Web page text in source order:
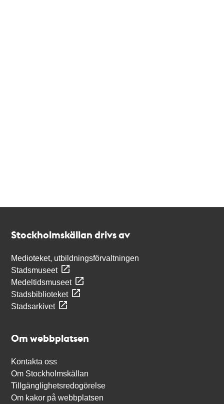
Stockholmskällan drivs av
Medioteket, utbildningsförvaltningen
Stadsmuseet
Medeltidsmuseet
Stadsbiblioteket
Stadsarkivet
Om webbplatsen
Kontakta oss
Om Stockholmskällan
Tillgänglighetsredogörelse
Om kakor på webbplatsen